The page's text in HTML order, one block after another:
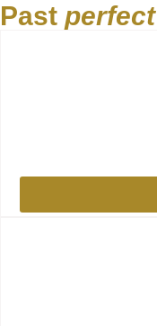
Past perfect